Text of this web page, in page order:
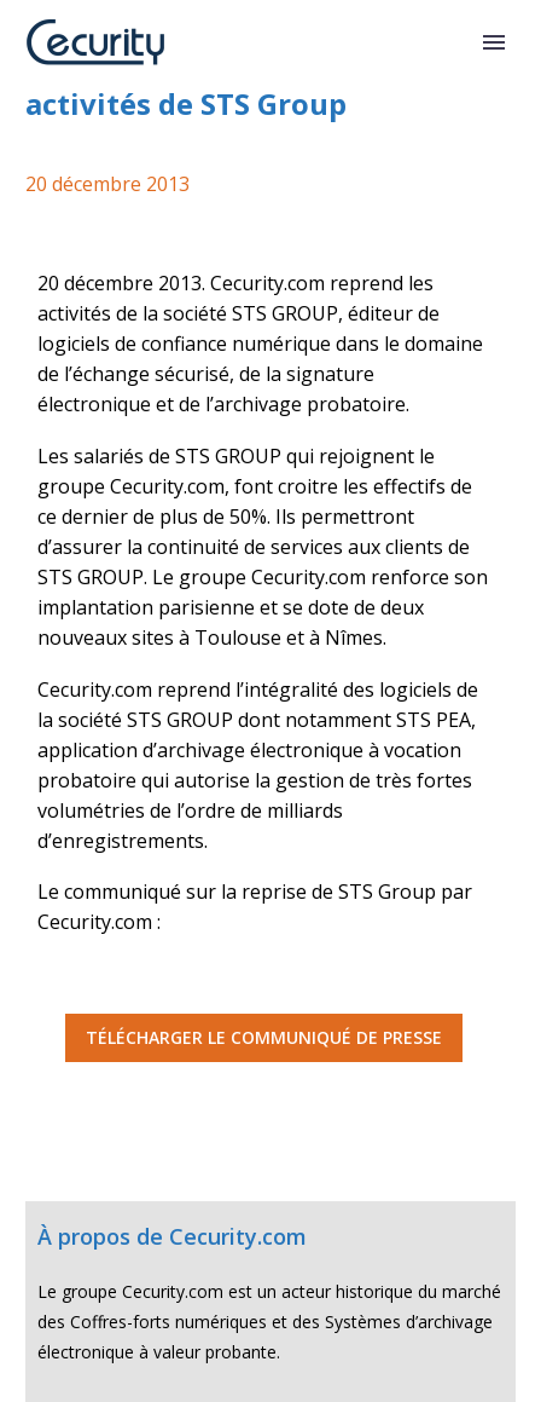
Cecurity.com reprend les
activités de STS Group
20 décembre 2013
20 décembre 2013. Cecurity.com reprend les
activités de la société STS GROUP, éditeur de
logiciels de confiance numérique dans le domaine
de l’échange sécurisé, de la signature
électronique et de l’archivage probatoire.
Les salariés de STS GROUP qui rejoignent le
groupe Cecurity.com, font croitre les effectifs de
ce dernier de plus de 50%. Ils permettront
d’assurer la continuité de services aux clients de
STS GROUP. Le groupe Cecurity.com renforce son
implantation parisienne et se dote de deux
nouveaux sites à Toulouse et à Nîmes.
Cecurity.com reprend l’intégralité des logiciels de
la société STS GROUP dont notamment STS PEA,
application d’archivage électronique à vocation
probatoire qui autorise la gestion de très fortes
volumétries de l’ordre de milliards
d’enregistrements.
Le communiqué sur la reprise de STS Group par
Cecurity.com :
TÉLÉCHARGER LE COMMUNIQUÉ DE PRESSE
À propos de Cecurity.com
Le groupe Cecurity.com est un acteur historique du marché
des Coffres-forts numériques et des Systèmes d’archivage
électronique à valeur probante.